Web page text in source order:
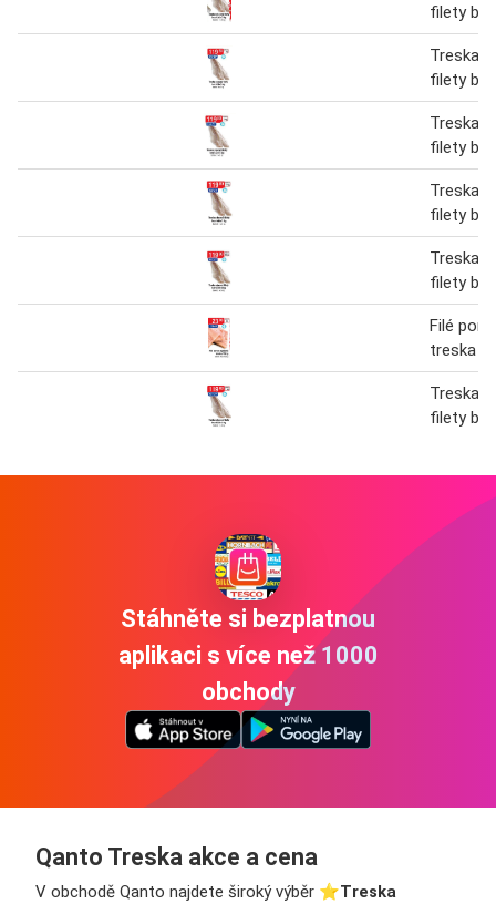
filety
Treska
filety
Treska
filety
Treska
filety
Treska
filety
Filé
treska
Treska
filety
Stáhněte si bezplatnou
aplikaci s více než 1000
obchody
Qanto Treska akce a cena
V obchodě Qanto najdete široký výběr ⭐️Treska